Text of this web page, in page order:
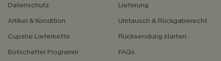
Datenschutz
Artikel & Kondition
Cupshe Lieferkette
Botschafter Programm
Lieferung
Umtausch & Rückgaberecht
Rücksendung starten
FAQs